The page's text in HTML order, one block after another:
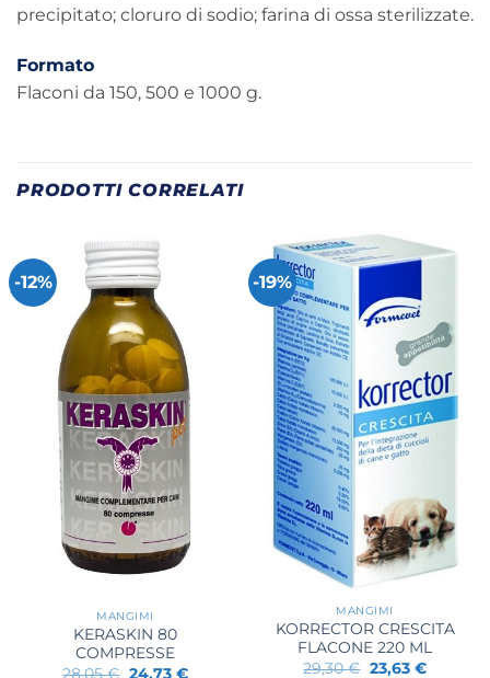
precipitato; cloruro di sodio; farina di ossa sterilizzate.
Formato
Flaconi da 150, 500 e 1000 g.
PRODOTTI CORRELATI
-12%
MANGIMI
KERASKIN 80
COMPRESSE
28,05€ Il
24,73 €Il
-19%
MANGIMI
KORRECTOR CRESCITA
FLACONE 220 ML
29,30€ Il
23,63 €Il